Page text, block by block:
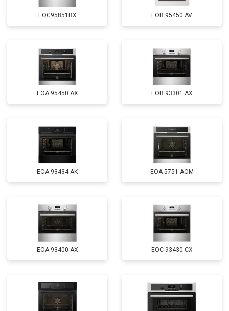
EOC95851BX EOB 95450 AV
EOA 95450 AX EOB 93301 AX
EOA 93434 AK EOA 5751 AOM
EOA 93400 AX EOC 93430 CX